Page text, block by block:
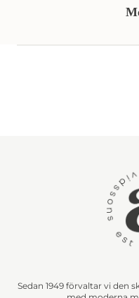
Sedan 1949 förvaltar vi den